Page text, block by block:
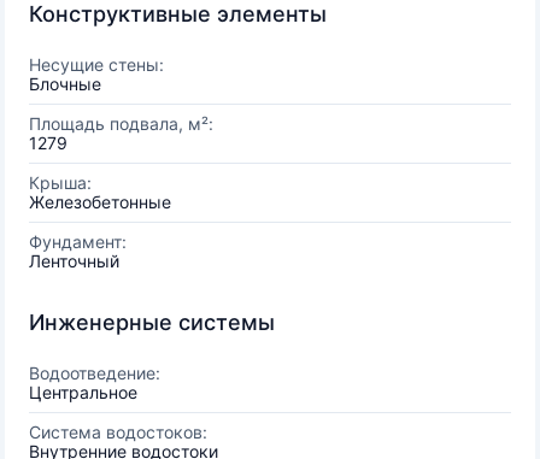
Конструктивные элементы
Несущие стены:
Блочные
Площадь подвала, м²:
1279
Крыша:
Железобетонные
Фундамент:
Ленточный
Инженерные системы
Водоотведение:
Центральное
Система водостоков:
Внутренние водостоки